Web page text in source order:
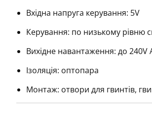
Вхідна напруга керування: 5V
Керування: по низькому рівню
Вихідне навантаження: до 240V
Ізоляція: оптопара
Монтаж: отвори для гвинтів,